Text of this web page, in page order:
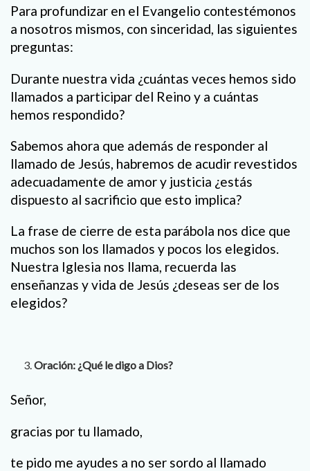
Para profundizar en el Evangelio contestémonos
a nosotros mismos, con sinceridad, las siguientes
preguntas:
Durante nuestra vida ¿cuántas veces hemos sido
llamados a participar del Reino y a cuántas
hemos respondido?
Sabemos ahora que además de responder al
llamado de Jesús, habremos de acudir revestidos
adecuadamente de amor y justicia ¿estás
dispuesto al sacrificio que esto implica?
La frase de cierre de esta parábola nos dice que
muchos son los llamados y pocos los elegidos.
Nuestra Iglesia nos llama, recuerda las
enseñanzas y vida de Jesús ¿deseas ser de los
elegidos?
Oración: ¿Qué le digo a Dios?
Señor,
gracias por tu llamado,
te pido me ayudes a no ser sordo al llamado